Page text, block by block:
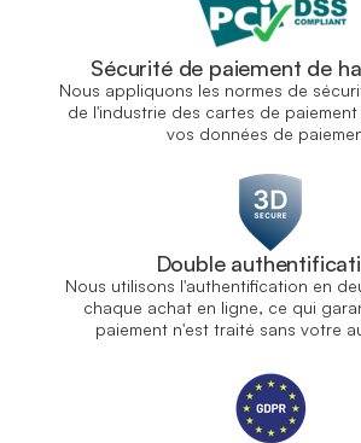
Sécurité de paiement de
Nous appliquons les normes de
de l'industrie des cartes de
vos données de
Double
Nous utilisons l'authentification en
chaque achat en ligne, ce qui
paiement n'est traité sans votre